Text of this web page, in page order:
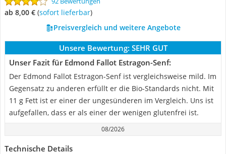
ab 8,00 € ( Sofort lieferbar)
Preisvergleich und weitere Angebote
Unsere Bewertung: SEHR GUT
Unser Fazit für Edmond Fallot Estragon-Senf:
Der Edmond Fallot Estragon-Senf ist vergleichsweise mild. Im
Gegensatz zu anderen erfüllt er die Bio-Standards nicht. Mit
11 g Fett ist er einer der ungesünderen im Vergleich. Uns ist
aufgefallen, dass er als einer der wenigen glutenfrei ist.
08/2026
Technische Details